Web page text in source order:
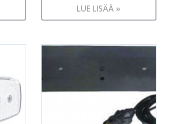
LUE LISÄÄ »